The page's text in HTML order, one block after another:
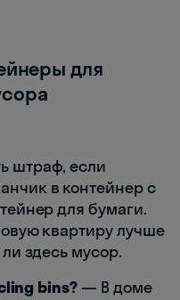
для
штраф, если
в контейнер с
для бумаги.
квартиру лучше
здесь мусор.
bins? — В доме